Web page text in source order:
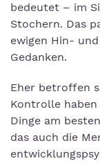
bedeutet – im
Stochern. Das
ewigen Hin-
Gedanken.
Eher betroffen
Kontrolle
Dinge am
das auch die